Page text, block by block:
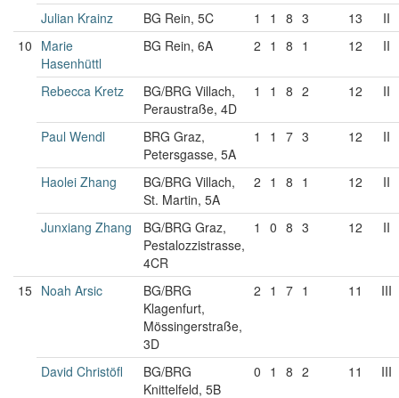
Julian Krainz BG Rein, 5C 1 1 8 3 13
II
10 Marie
Hasenhüttl
BG Rein, 6A 2 1 8 1 12 II
Rebecca Kretz
BG/BRG Villach,
Peraustraße, 4D
1 1 8 2 12 II
Paul Wendl
BRG Graz,
Petersgasse, 5A
1 1 7 3 12 II
Haolei Zhang
BG/BRG Villach,
St. Martin, 5A
2 1 8 1 12 II
Junxiang Zhang
BG/BRG Graz,
Pestalozzistrasse,
4CR
1 0 8 3 12 II
15 Noah Arsic
BG/BRG
Klagenfurt,
Mössingerstraße,
3D
2 1 7 1 11 III
David Christöfl
BG/BRG
Knittelfeld, 5B
0 1 8 2 11 III